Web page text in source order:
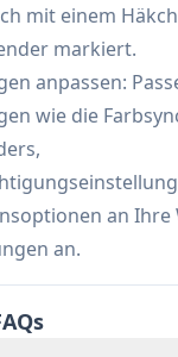
hilft,
hat im
mit einem
markiert.
anpassen:
wie die
an Ihre
an.